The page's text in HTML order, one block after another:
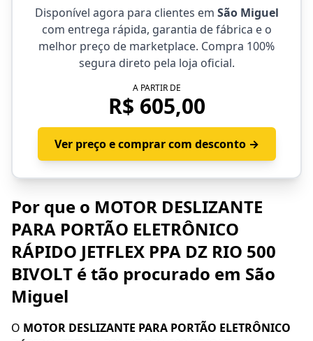
Disponível agora para clientes em São Miguel
com entrega rápida, garantia de fábrica e o
melhor preço de marketplace. Compra 100%
segura direto pela loja oficial.
A PARTIR DE
R$ 605,00
Ver preço e comprar com desconto →
Por que o MOTOR DESLIZANTE
PARA PORTÃO ELETRÔNICO
RÁPIDO JETFLEX PPA DZ RIO 500
BIVOLT é tão procurado em São
Miguel
O MOTOR DESLIZANTE PARA PORTÃO ELETRÔNICO